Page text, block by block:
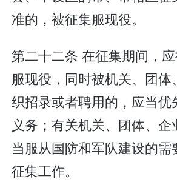
准的，被征集服现役。
第二十二条 在征集期间，
服现役，同时被机关、团体
织招录或者聘用的，应当优
义务；有关机关、团体、
当服从国防和军队建设的需
征集工作。